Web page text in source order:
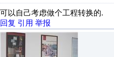
可以自己考虑做个工程转换的.
回复 引用 举报